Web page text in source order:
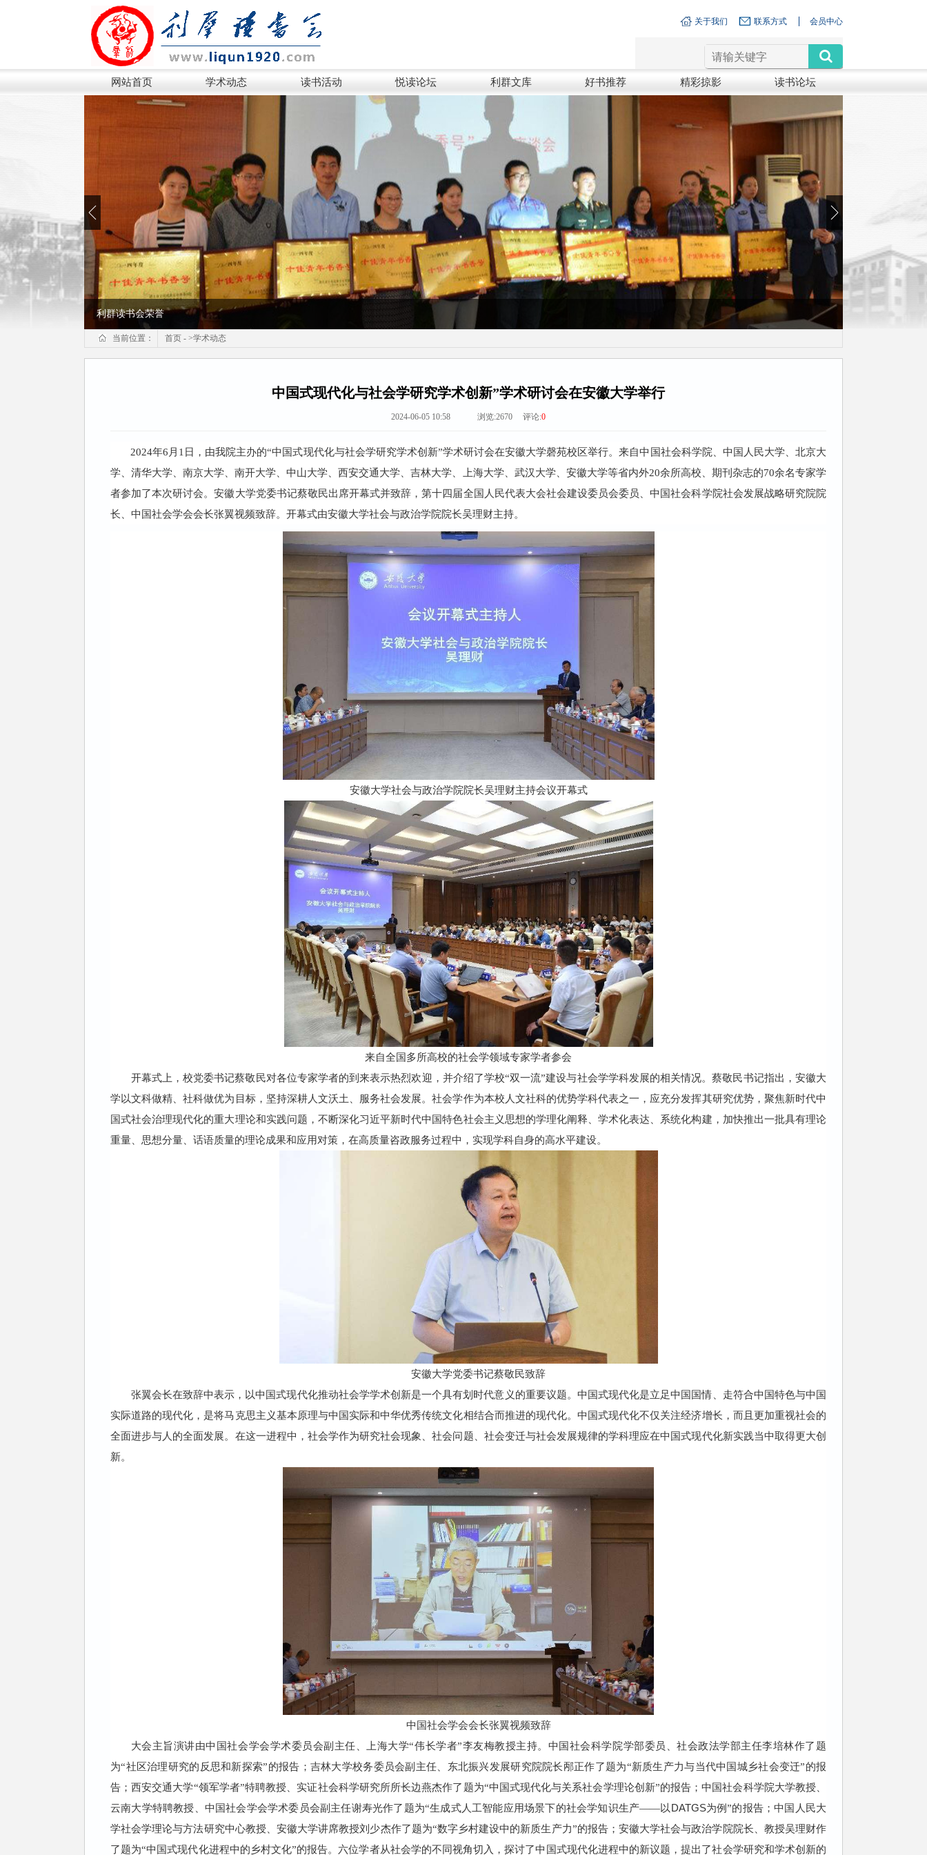
会员中心
联系方式
关于我们
网站首页 学术动态 读书活动 悦读论坛 利群文库 好书推荐 精彩掠影 读书论坛
利群读书会荣誉
当前位置： 首页 - >学术动态
中国式现代化与社会学研究学术创新”学术研讨会在安徽大学举行
2024-06-05 10:58 浏览:2670 评论:0
2024年6月1日，由我院主办的“中国式现代化与社会学研究学术创新”学术研讨会在安徽大学磬苑校区举行。来自中国社会科学院、中国人民大学、北京大
学、清华大学、南京大学、南开大学、中山大学、西安交通大学、吉林大学、上海大学、武汉大学、安徽大学等省内外20余所高校、期刊杂志的70余名专家学
者参加了本次研讨会。安徽大学党委书记蔡敬民出席开幕式并致辞，第十四届全国人民代表大会社会建设委员会委员、中国社会科学院社会发展战略研究院院
长、中国社会学会会长张翼视频致辞。开幕式由安徽大学社会与政治学院院长吴理财主持。
安徽大学社会与政治学院院长吴理财主持会议开幕式
来自全国多所高校的社会学领域专家学者参会
开幕式上，校党委书记蔡敬民对各位专家学者的到来表示热烈欢迎，并介绍了学校“双一流”建设与社会学学科发展的相关情况。蔡敬民书记指出，安徽大
学以文科做精、社科做优为目标，坚持深耕人文沃土、服务社会发展。社会学作为本校人文社科的优势学科代表之一，应充分发挥其研究优势，聚焦新时代中
国式社会治理现代化的重大理论和实践问题，不断深化习近平新时代中国特色社会主义思想的学理化阐释、学术化表达、系统化构建，加快推出一批具有理论
重量、思想分量、话语质量的理论成果和应用对策，在高质量咨政服务过程中，实现学科自身的高水平建设。
安徽大学党委书记蔡敬民致辞
张翼会长在致辞中表示，以中国式现代化推动社会学学术创新是一个具有划时代意义的重要议题。中国式现代化是立足中国国情、走符合中国特色与中国
实际道路的现代化，是将马克思主义基本原理与中国实际和中华优秀传统文化相结合而推进的现代化。中国式现代化不仅关注经济增长，而且更加重视社会的
全面进步与人的全面发展。在这一进程中，社会学作为研究社会现象、社会问题、社会变迁与社会发展规律的学科理应在中国式现代化新实践当中取得更大创
新。
中国社会学会会长张翼视频致辞
大会主旨演讲由中国社会学会学术委员会副主任、上海大学“伟长学者”李友梅教授主持。 中国社会科学院学部委员、社会政法学部主任李培林作了 题
为“社区治理研究的反思和新探索”的报告；吉林大学校务委员会副主任、东北振兴发展研究院院长邴正作了题为“新质生产力与当代中国城乡社会变迁”的报
告；西安交通大学“领军学者”特聘教授、实证社会科学研究所所长边燕杰作了 题为“中国式现代化与关系社会学理论创新”的报告；中国社会科学院大学教授、
云南大学特聘教授、中国社会学会学术委员会副主任谢寿光作了 题为“生成式人工智能应用场景下的社会学知识生产——以 DATGS为例”的报告；中国人民大
学社会学理论与方法研究中心教授、安徽大学讲席教授刘少杰作了题为“数字乡村建设中的新质生产力”的报告；安徽大学社会与政治学院院长、教授吴理财作
了题为“中国式现代化进程中的乡村文化”的报告。六位学者从社会学的不同视角切入，探讨了中国式现代化进程中的新议题 ，提出了社会学研究和学术创新的